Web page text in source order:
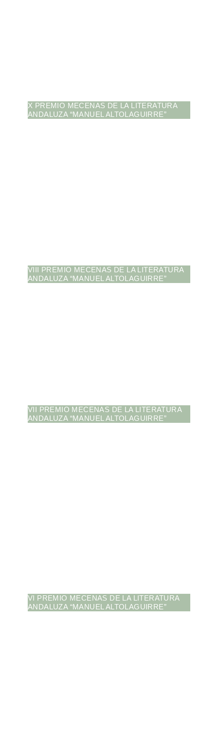
X PREMIO MECENAS DE LA LITERATURA
ANDALUZA “MANUEL ALTOLAGUIRRE”
VIII PREMIO MECENAS DE LA LITERATURA
ANDALUZA “MANUEL ALTOLAGUIRRE”
VII PREMIO MECENAS DE LA LITERATURA
ANDALUZA “MANUEL ALTOLAGUIRRE”
VI PREMIO MECENAS DE LA LITERATURA
ANDALUZA “MANUEL ALTOLAGUIRRE”